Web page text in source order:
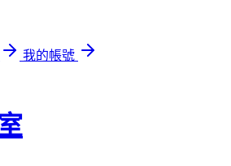
我的帳號